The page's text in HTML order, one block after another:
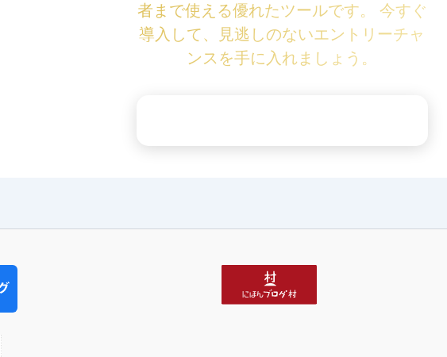
者まで使える優れたツールです。 今すぐ
導入して、見逃しのないエントリーチャ
ンスを手に入れましょう。